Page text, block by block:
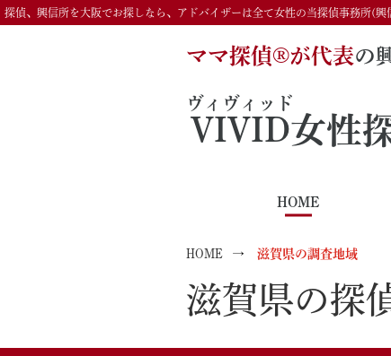
探偵、興信所を大阪でお探しなら、アドバイザーは全て女性の当探偵事務所(興
ママ探偵®️が代表の
VIVID
ヴィヴィッド
女性
HOME
HOME 滋賀県の調査地域
滋賀県の探